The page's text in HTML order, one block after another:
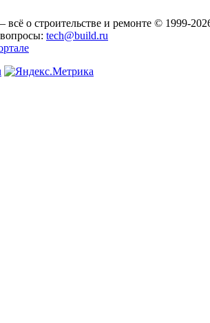
всё о строительстве и ремонте © 1999-
tech@build.ru